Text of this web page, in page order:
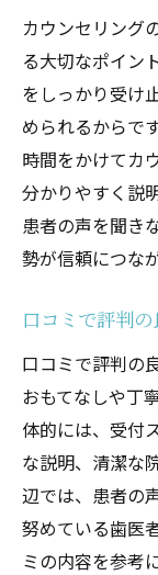
池田
ト
おもて
池田市
口コミ
あなた
イド
カウンセリング
る大切なポイン
をしっかり受け
められるからで
時間をかけてカ
分かりやすく説
患者の声を聞き
勢が信頼につな
口コミで評判
口コミで評判の
おもてなしや丁
体的には、受付
な説明、清潔な
辺では、患者の
努めている歯医
ミの内容を参考